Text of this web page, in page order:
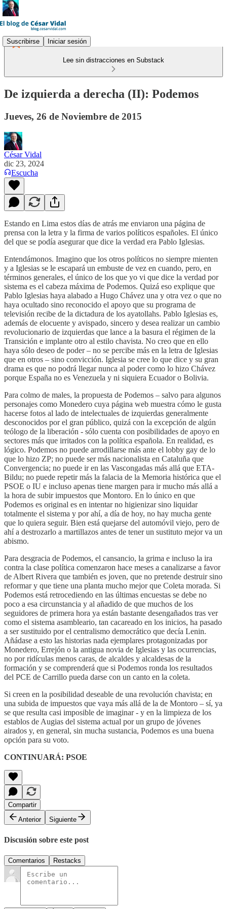
Suscribirse Iniciar sesión
Lee sin distracciones en Substack
De izquierda a derecha (II): Podemos
Jueves, 26 de Noviembre de 2015
César Vidal
dic 23, 2024
Escucha
Estando en Lima estos días de atrás me enviaron una página de
prensa con la letra y la firma de varios políticos españoles. El único
del que se podía asegurar que dice la verdad era Pablo Iglesias.
Entendámonos. Imagino que los otros políticos no siempre mienten
y a Iglesias se le escapará un embuste de vez en cuando, pero, en
términos generales, el único de los que yo vi que dice la verdad por
sistema es el cabeza máxima de Podemos. Quizá eso explique que
Pablo Iglesias haya alabado a Hugo Chávez una y otra vez o que no
haya ocultado sino reconocido el apoyo que su programa de
televisión recibe de la dictadura de los ayatollahs. Pablo Iglesias es,
además de elocuente y avispado, sincero y desea realizar un cambio
revolucionario de izquierdas que lance a la basura el régimen de la
Transición e implante otro al estilo chavista. No creo que en ello
haya sólo deseo de poder – no se percibe más en la letra de Iglesias
que en otros – sino convicción. Iglesia se cree lo que dice y su gran
drama es que no podrá llegar nunca al poder como lo hizo Chávez
porque España no es Venezuela y ni siquiera Ecuador o Bolivia.
Para colmo de males, la propuesta de Podemos – salvo para algunos
personajes como Monedero cuya página web muestra cómo le gusta
hacerse fotos al lado de intelectuales de izquierdas generalmente
desconocidos por el gran público, quizá con la excepción de algún
teólogo de la liberación - sólo cuenta con posibilidades de apoyo en
sectores más que irritados con la política española. En realidad, es
lógico. Podemos no puede arrodillarse más ante el lobby gay de lo
que lo hizo ZP; no puede ser más nacionalista en Cataluña que
Convergencia; no puede ir en las Vascongadas más allá que ETA-
Bildu; no puede repetir más la falacia de la Memoria histórica que el
PSOE o IU e incluso apenas tiene margen para ir mucho más allá a
la hora de subir impuestos que Montoro. En lo único en que
Podemos es original es en intentar no higienizar sino liquidar
totalmente el sistema y por ahí, a día de hoy, no hay mucha gente
que lo quiera seguir. Bien está quejarse del automóvil viejo, pero de
ahí a destrozarlo a martillazos antes de tener un sustituto mejor va un
abismo.
Para desgracia de Podemos, el cansancio, la grima e incluso la ira
contra la clase política comenzaron hace meses a canalizarse a favor
de Albert Rivera que también es joven, que no pretende destruir sino
reformar y que tiene una planta mucho mejor que Coleta morada. Si
Podemos está retrocediendo en las últimas encuestas se debe no
poco a esa circunstancia y al añadido de que muchos de los
seguidores de primera hora ya están bastante desengañados tras ver
como el sistema asambleario, tan cacareado en los inicios, ha pasado
a ser sustituido por el centralismo democrático que decía Lenin.
Añádase a esto las historias nada ejemplares protagonizadas por
Monedero, Errejón o la antigua novia de Iglesias y las ocurrencias,
no por ridículas menos caras, de alcaldes y alcaldesas de la
formación y se comprenderá que si Podemos ronda los resultados
del PCE de Carrillo pueda darse con un canto en la coleta.
Si creen en la posibilidad deseable de una revolución chavista; en
una subida de impuestos que vaya más allá de la de Montoro – sí, ya
se que resulta casi imposible de imaginar - y en la limpieza de los
establos de Augias del sistema actual por un grupo de jóvenes
airados y, en general, sin mucha sustancia, Podemos es una buena
opción para su voto.
CONTINUARÁ: PSOE
Compartir
Anterior
Siguiente
Discusión sobre este post
Comentarios Restacks